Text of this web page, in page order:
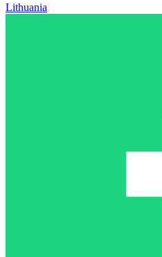
Lithuania